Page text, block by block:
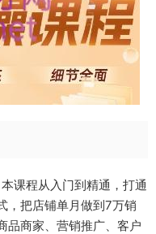
课程从入门到精通，打通
，把店铺单月做到7万销
品商家、营销推广、客户